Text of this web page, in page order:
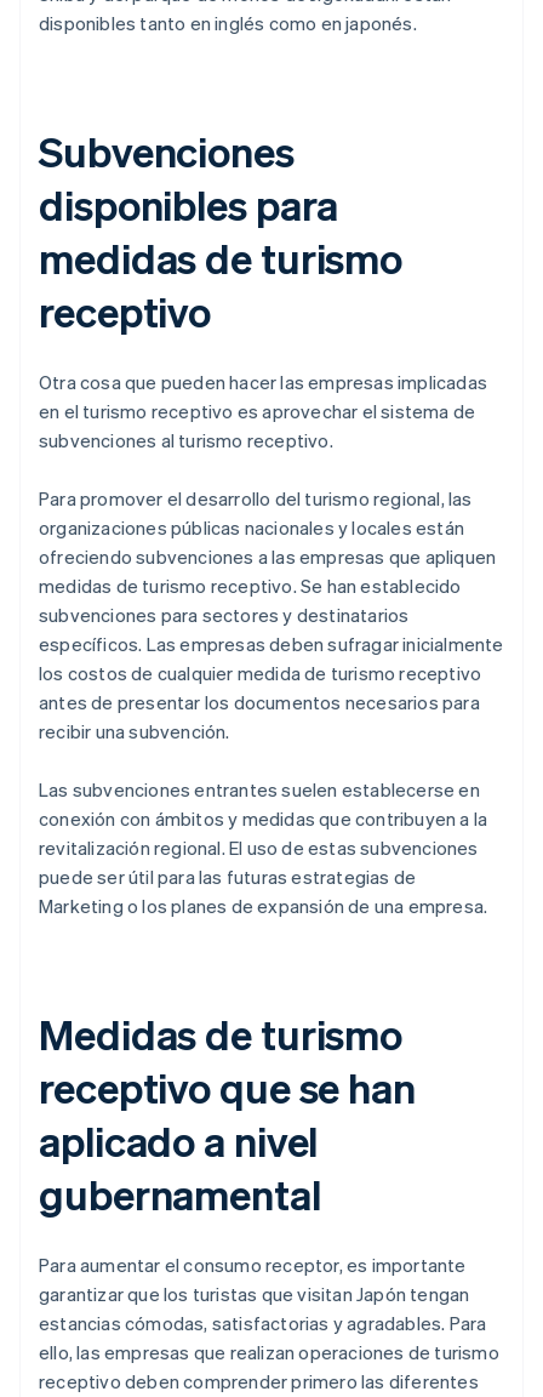
disponibles tanto en inglés como en japonés.
Subvenciones
disponibles para
medidas de turismo
receptivo
Otra cosa que pueden hacer las empresas implicadas
en el turismo receptivo es aprovechar el sistema de
subvenciones al turismo receptivo.
Para promover el desarrollo del turismo regional, las
organizaciones públicas nacionales y locales están
ofreciendo subvenciones a las empresas que apliquen
medidas de turismo receptivo. Se han establecido
subvenciones para sectores y destinatarios
específicos. Las empresas deben sufragar inicialmente
los costos de cualquier medida de turismo receptivo
antes de presentar los documentos necesarios para
recibir una subvención.
Las subvenciones entrantes suelen establecerse en
conexión con ámbitos y medidas que contribuyen a la
revitalización regional. El uso de estas subvenciones
puede ser útil para las futuras estrategias de
Marketing o los planes de expansión de una empresa.
Medidas de turismo
receptivo que se han
aplicado a nivel
gubernamental
Para aumentar el consumo receptor, es importante
garantizar que los turistas que visitan Japón tengan
estancias cómodas, satisfactorias y agradables. Para
ello, las empresas que realizan operaciones de turismo
receptivo deben comprender primero las diferentes